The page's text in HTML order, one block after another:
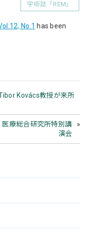
学術誌「REM」
No.1 has been
Kovács教授が来所
医療総合研究所特別講
演会